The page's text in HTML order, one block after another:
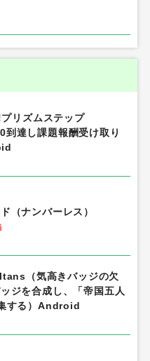
リズムステップ
到達し課題報酬受け取り
（ナンバーレス）
（気高きバッジの欠
ジを合成し、「帝国五人
する）Android